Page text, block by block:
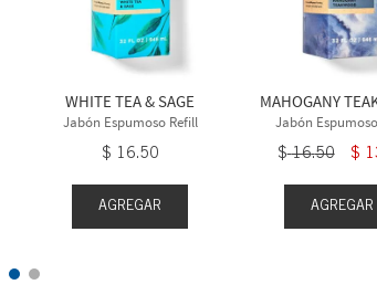
WHITE TEA & SAGE
Jabón Espumoso Refill
$ 16.50
AGREGAR
MAHOGANY
Jabón
$ 16.50 $
AGREGAR